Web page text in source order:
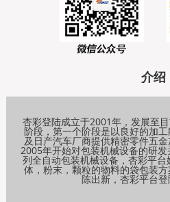
介绍
杏彩登陆成立于2001年，发展至
阶段，第一个阶段是以良好的加
及日产汽车厂商提供精密零件五
2005年开始对包装机械设备的研
列全自动包装机械设备，杏彩平
体，粉末，颗粒的物料的袋包装
陈出新，杏彩平台